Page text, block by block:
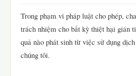
Trong phạm vi pháp luật cho phép,
trách nhiệm cho bất kỳ thiệt hại gián
quả nào phát sinh từ việc sử dụng
chúng tôi.